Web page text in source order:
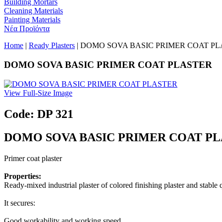
Building Mortars
Cleaning Materials
Painting Materials
Νέα Προϊόντα
Home | Ready Plasters | DOMO SOVA BASIC PRIMER COAT
DOMO SOVA BASIC PRIMER COAT PLASTER
View Full-Size Image
Code: DP 321
DOMO SOVA BASIC PRIMER COAT
Primer coat plaster
Properties:
Ready-mixed industrial plaster of colored finishing plaster and stable
It secures: